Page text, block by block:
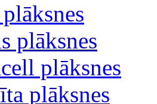
plāksnes
plāksnes
plāksnes